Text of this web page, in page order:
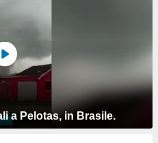
a Pelotas, in Brasile.